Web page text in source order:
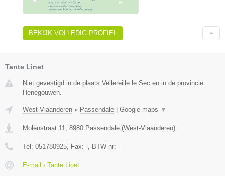
BEKIJK VOLLEDIG PROFIEL
Tante Linet
Niet gevestigd in de plaats Vellereille le Sec en in de provincie
Henegouwen.
West-Vlaanderen » Passendale | Google maps ▼
Molenstraat 11 8980 Passendale (West-Vlaanderen)
Tel: 051780925 , Fax: - , BTW-nr: -
E-mail › Tante Linet